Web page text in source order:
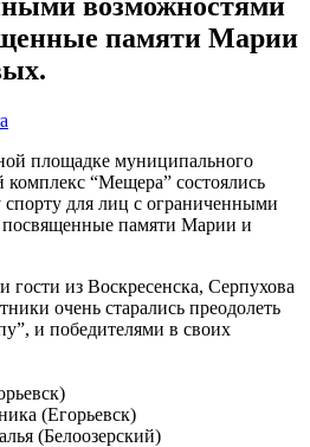
памяти Марии
площадке муниципального
“Мещера” состоялись
для лиц с ограниченными
посвященные памяти Марии и
гости из Воскресенска, Серпухова
очень старались преодолеть
и победителями в своих
(Егорьевск)
(Белоозерский)